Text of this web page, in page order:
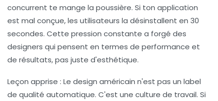
concurrent te mange la poussière. Si ton application
est mal conçue, les utilisateurs la désinstallent en 30
secondes. Cette pression constante a forgé des
designers qui pensent en termes de performance et
de résultats, pas juste d'esthétique.
Leçon apprise : Le design américain n'est pas un label
de qualité automatique. C'est une culture de travail. Si